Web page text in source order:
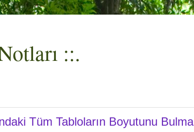
::.
Tüm Tabloların Boyutunu Bulma